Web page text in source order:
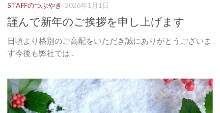
STAFFのつぶやき 2026年1月1日
謹んで新年のご挨拶を申し上げます
日頃より格別のご高配をいただき誠にありがとうございま
す今後も弊社では...